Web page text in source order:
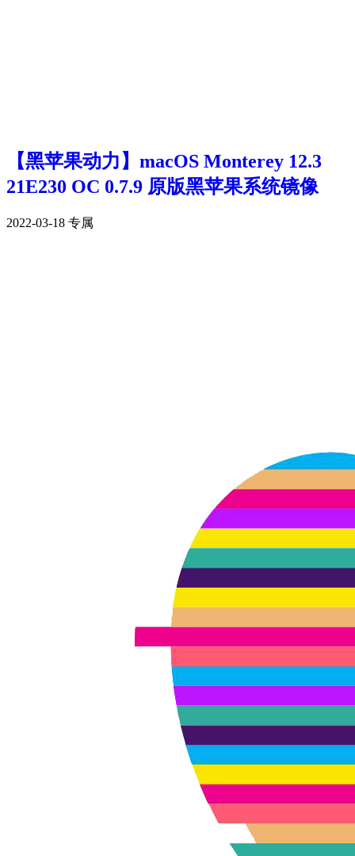
【黑苹果动力】macOS Monterey 12.3
21E230 OC 0.7.9 原版黑苹果系统镜像
2022-03-18 专属